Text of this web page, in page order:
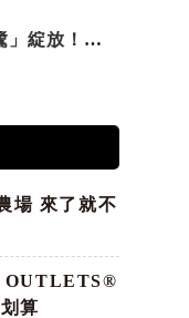
稀有「飛天白鷺」綻放！神戶六甲高山植物園「鷺草」珍貴現身
場 來了就不
OUTLETS®
算